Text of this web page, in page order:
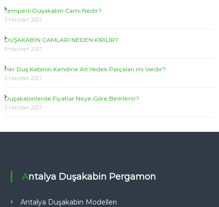
Temperli Duşakabin Camı Nedir?
5 Haziran 2021
DUŞAKABİN CAMLARI NEDEN KIRILIR?
5 Haziran 2021
Her Duş Kabinin Kendine Ait Yedek Parçaları mı Vardır?
5 Haziran 2021
Duşakabinlerde Fiyatlar Neye Göre Belirlenir?
5 Haziran 2021
Antalya Duşakabin Pergamon
Antalya Duşakabin Modelleri